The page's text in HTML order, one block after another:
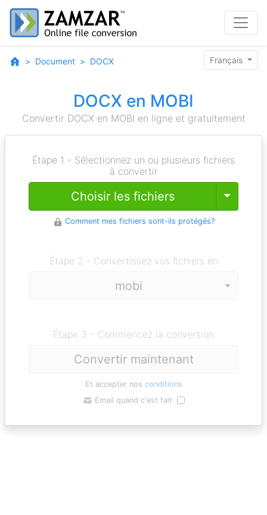
Document DOCX Français
DOCX en MOBI
Convertir DOCX en MOBI en ligne et gratuitement
Étape 1 - Sélectionnez un ou plusieurs fichiers
à convertir
Choisir les fichiers Toggle
Comment mes fichiers sont-ils protégés?
Étape 2 - Convertissez vos fichiers en
Étape 3 - Commencez la conversion
Convertir maintenant
Et accepter nos conditions
Email quand c'est fait